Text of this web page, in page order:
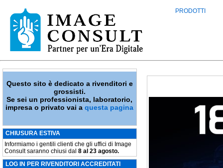
PRODOTTI
Questo sito è dedicato a rivenditori e
grossisti.
Se sei un professionista, laboratorio,
impresa o privato vai aquesta pagina
CHIUSURA ESTIVA
Informiamo i gentili clienti che gli uffici di Image
Consult saranno chiusi dal 8 al 23 agosto.
LOG IN PER RIVENDITORI ACCREDITATI